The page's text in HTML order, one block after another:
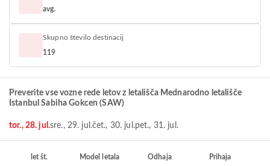
avg.
Skupno število destinacij
119
Preverite vse vozne rede letov z letališča Mednarodno letališče
Istanbul Sabiha Gokcen (SAW)
tor., 28. jul.sre., 29. jul.čet., 30. jul.pet., 31. jul.
let št. Model letala Odhaja Prihaja